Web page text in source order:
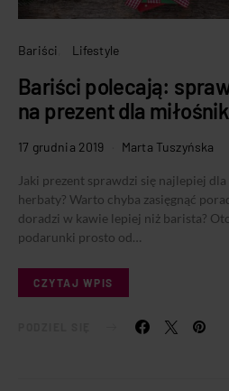
Bariści Lifestyle
Bariści polecają:
na prezent dla
17 grudnia 2019 Marta Tuszyńska
Jaki prezent sprawdzi się najlepiej
herbaty? Warto chyba zasięgnąć
doradzi w kawie lepiej niż barista?
podarunki prosto od…
CZYTAJ WPIS